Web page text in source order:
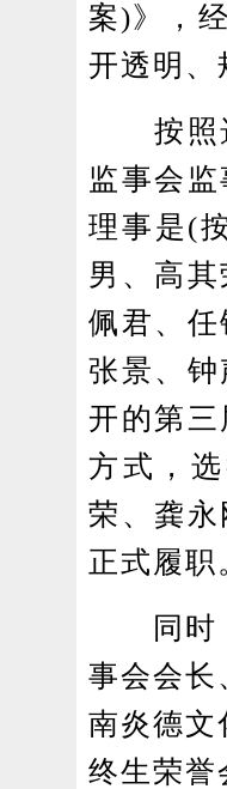
案)》，
开透明、
按照选
监事会
理事是(
男、高
佩君、任
张景、
开的第
方式，
荣、龚
正式履职
同时，
事会会长
南炎德文
终生荣誉